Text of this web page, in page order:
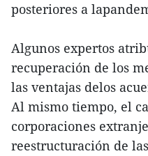
posteriores a
Algunos expertos
recuperación de los
las ventajas delos
Al mismo tiempo, el
corporaciones
reestructuración de